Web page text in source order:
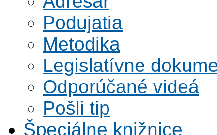
Podujatia
Metodika
Legislatívne
Odporúčané videá
Pošli tip
Špeciálne knižnice